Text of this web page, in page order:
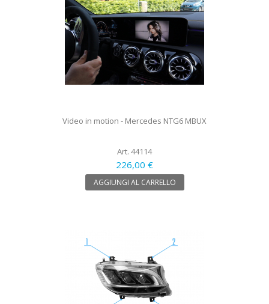
Video in motion - Mercedes NTG6 MBUX
Art. 44114
226,00 €
AGGIUNGI AL CARRELLO